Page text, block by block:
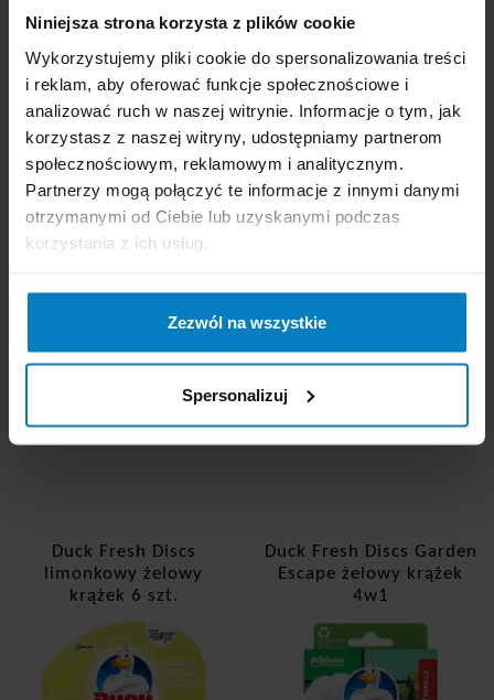
Niniejsza strona korzysta z plików cookie
Wykorzystujemy pliki cookie do spersonalizowania treści
i reklam, aby oferować funkcje społecznościowe i
analizować ruch w naszej witrynie. Informacje o tym, jak
korzystasz z naszej witryny, udostępniamy partnerom
społecznościowym, reklamowym i analitycznym.
Partnerzy mogą połączyć te informacje z innymi danymi
otrzymanymi od Ciebie lub uzyskanymi podczas
korzystania z ich usług.
Zezwól na wszystkie
Spersonalizuj
Dostępne: 40 szt.
Cena brutto:
13,20
- + KUPUJĘ - + BRAK
Duck Fresh Discs
limonkowy żelowy
krążek 6 szt.
Duck Fresh Discs Garden
Escape żelowy krążek
4w1